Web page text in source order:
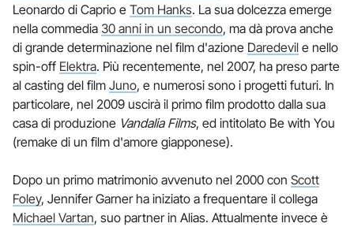
Leonardo di Caprio e Tom Hanks. La sua dolcezza emerge
nella commedia 30 anni in un secondo, ma dà prova anche
di grande determinazione nel film d'azione Daredevil e nello
spin-off Elektra. Più recentemente, nel 2007, ha preso parte
al casting del film Juno, e numerosi sono i progetti futuri. In
particolare, nel 2009 uscirà il primo film prodotto dalla sua
casa di produzione Vandalia Films, ed intitolato Be with You
(remake di un film d'amore giapponese).
Dopo un primo matrimonio avvenuto nel 2000 con Scott
Foley, Jennifer Garner ha iniziato a frequentare il collega
Michael Vartan, suo partner in Alias. Attualmente invece è